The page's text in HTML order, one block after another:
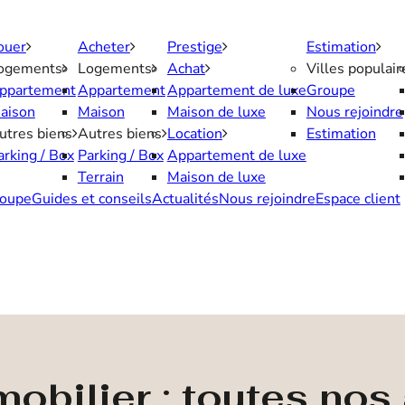
biens
/ Box
Acheter
Logements
Appartement
Maison
Autres biens
Parking / Box
Terrain
Prestige
Achat
Appartement de luxe
Maison de luxe
Location
Appartement de luxe
Maison de luxe
Estimation
Villes
Groupe
Nous rejoindre
Estimation
Guides et conseilsActualitésNous rejoindreEspace client